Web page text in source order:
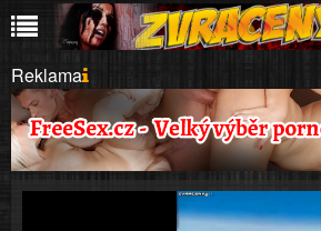
Reklama